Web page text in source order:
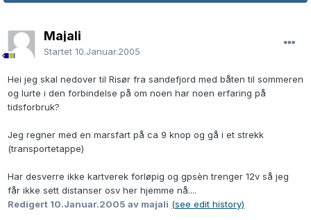
Majali
Startet 10.Januar.2005
Hei jeg skal nedover til Risør fra sandefjord med båten til sommeren
og lurte i den forbindelse på om noen har noen erfaring på
tidsforbruk?
Jeg regner med en marsfart på ca 9 knop og gå i et strekk
(transportetappe)
Har desverre ikke kartverek forløpig og gpsèn trenger 12v så jeg
får ikke sett distanser osv her hjemme nå....
Redigert 10.Januar.2005 av majali (see edit history)